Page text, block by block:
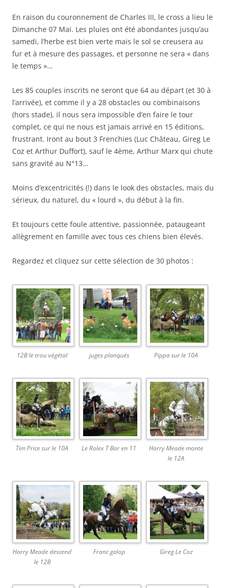
En raison du couronnement de Charles III, le cross a lieu le
Dimanche 07 Mai. Les pluies ont été abondantes jusqu’au
samedi, l’herbe est bien verte mais le sol se creusera au
fur et à mesure des passages, et personne ne sera « dans
le temps »…
Les 85 couples inscrits ne seront que 64 au départ (et 30 à
l’arrivée), et comme il y a 28 obstacles ou combinaisons
(hors stade), il nous sera impossible d’en faire le tour
complet, ce qui ne nous est jamais arrivé en 15 éditions,
frustrant. Iront au bout 3 Frenchies (Luc Château, Gireg Le
Coz et Arthur Duffort), sauf le 4ème, Arthur Marx qui chute
sans gravité au N°13…
Moins d’excentricités (!) dans le look des obstacles, mais du
sérieux, du naturel, du « lourd », du début à la fin.
Et toujours cette foule attentive, passionnée, pataugeant
allègrement en famille avec tous ces chiens bien élevés.
Regardez et cliquez sur cette sélection de 30 photos :
12B le trou végétal juges planqués Pippa sur le 10A
Tim Price sur le 10A Le Rolex T Bar en 11
Harry Meade monte
le 12A
Harry Meade descend
le 12B
Franc galop Gireg Le Coz